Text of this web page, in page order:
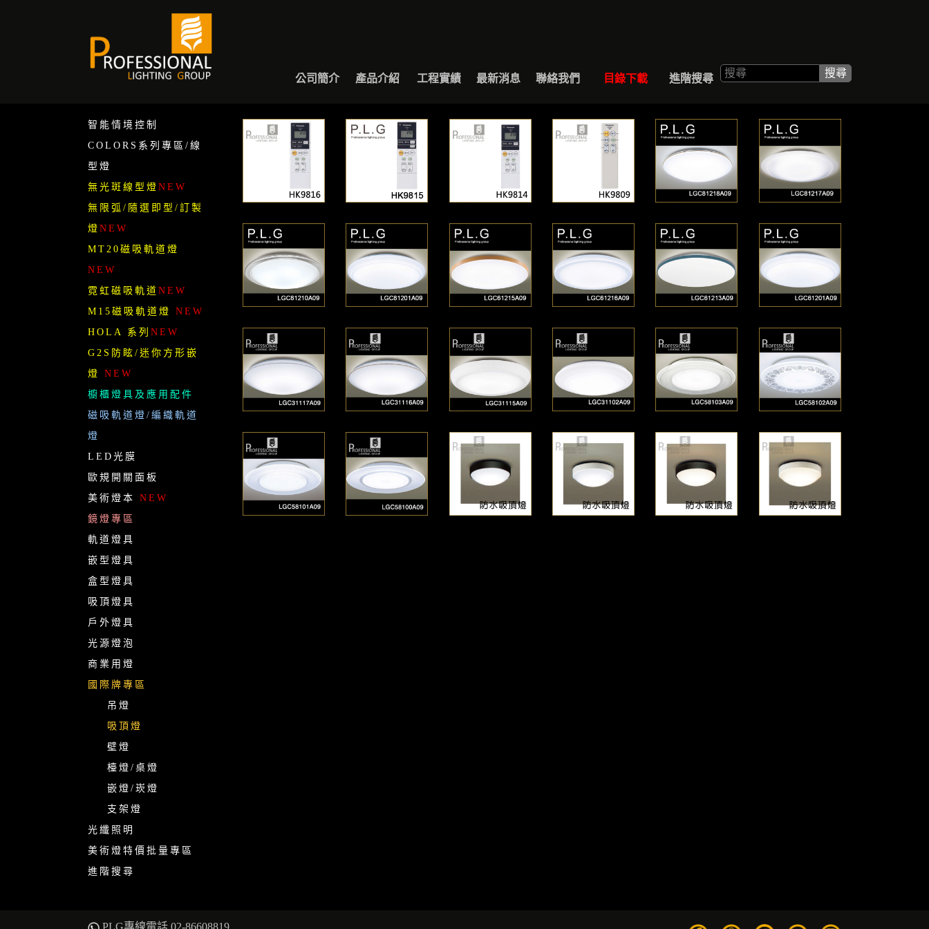
公司簡介 產品介紹 工程實績 最新消息 聯絡我們 目錄下載 進階搜尋
智能情境控制
COLORS系列專區/線
型燈
無光斑線型燈 NEW
無限弧/隨選即型/訂製
燈 NEW
MT20磁吸軌道燈
NEW
霓虹磁吸軌道 NEW
M15磁吸軌道燈 NEW
HOLA 系列 NEW
G2S防眩/迷你方形嵌
燈 NEW
櫥櫃燈具及應用配件
磁吸軌道燈/編織軌道
燈
LED光膜
歐規開關面板
美術燈本 NEW
鏡燈專區
軌道燈具
嵌型燈具
盒型燈具
吸頂燈具
戶外燈具
光源燈泡
商業用燈
國際牌專區
吊燈
吸頂燈
壁燈
檯燈/桌燈
嵌燈/崁燈
支架燈
光纖照明
美術燈特價批量專區
進階搜尋
PLG專線電話 02-86608819